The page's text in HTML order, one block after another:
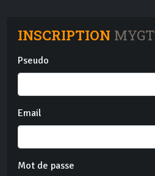
INSCRIPTION MYGT
Pseudo
Email
Mot de passe